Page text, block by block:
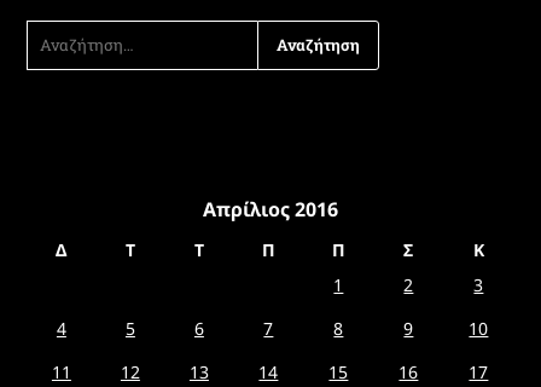
ΑΝΑΖΉΤΗΣΗ
ΓΙΑ:
Απρίλιος 2016
Δ Τ Τ Π Π Σ
Κ
1
2
3
4
5 6 7 8 9
10
11
12 13 14 15 16
17